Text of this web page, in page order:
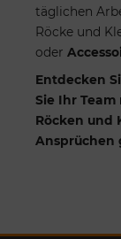
täglichen
Röcke und
oder
Entdecken
Sie Ihr
Röcken und
Ansprüchen